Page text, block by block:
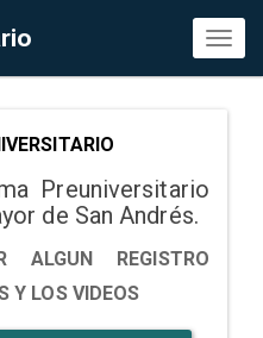
Preuniversitario
de San Andrés.
ALGUN REGISTRO
Y LOS VIDEOS